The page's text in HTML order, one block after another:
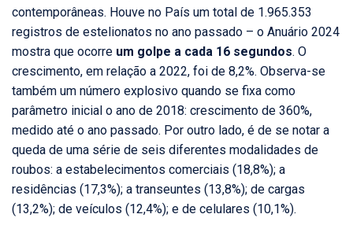
contemporâneas. Houve no País um total de 1.965.353
registros de estelionatos no ano passado – o Anuário 2024
mostra que ocorre um golpe a cada 16 segundos. O
crescimento, em relação a 2022, foi de 8,2%. Observa-se
também um número explosivo quando se fixa como
parâmetro inicial o ano de 2018: crescimento de 360%,
medido até o ano passado. Por outro lado, é de se notar a
queda de uma série de seis diferentes modalidades de
roubos: a estabelecimentos comerciais (18,8%); a
residências (17,3%); a transeuntes (13,8%); de cargas
(13,2%); de veículos (12,4%); e de celulares (10,1%).